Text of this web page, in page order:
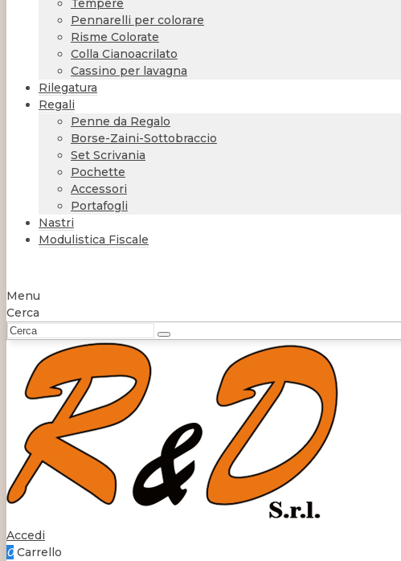
Tempere
Pennarelli per colorare
Risme Colorate
Colla Cianoacrilato
Cassino per lavagna
Rilegatura
Regali
Penne da Regalo
Borse-Zaini-Sottobraccio
Set Scrivania
Pochette
Accessori
Portafogli
Nastri
Modulistica Fiscale
Menu
Cerca
Accedi
0 Carrello